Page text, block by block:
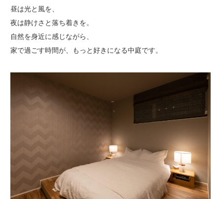
昼は光と風を、
夜は静けさと落ち着きを。
自然を身近に感じながら、
家で過ごす時間が、もっと好きになる中庭です。